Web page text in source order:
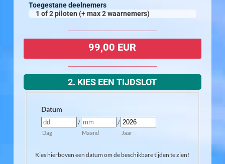
Toegestane deelnemers
1 of 2 piloten (+ max 2 waarnemers)
99,00 EUR
2. KIES EEN TIJDSLOT
Datum
Dag
/
Maand
/
Jaar
Kies hierboven een datum om de beschikbare tijden te zien!